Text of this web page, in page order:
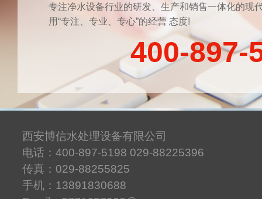
专注净水设备行业的研发、生产和销售一体化的现
用“专注、专业、专心”的经营 态度!
400-897-
西安博信水处理设备有限公司
电话：400-897-5198 029-88225396
传真：029-88255825
手机：13891830688